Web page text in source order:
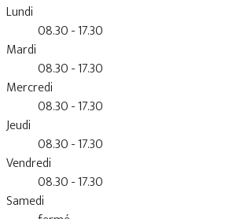
Lundi
08.30 - 17.30
Mardi
08.30 - 17.30
Mercredi
08.30 - 17.30
Jeudi
08.30 - 17.30
Vendredi
08.30 - 17.30
Samedi